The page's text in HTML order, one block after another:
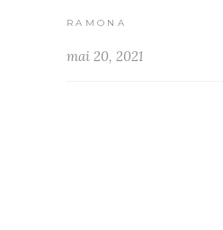
RAMONA
mai 20, 2021